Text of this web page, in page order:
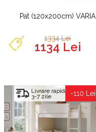
Pat (120x200cm) VARIA
1334 Lei
1134 Lei
Livrare rapida
3-7 zile -110 Lei